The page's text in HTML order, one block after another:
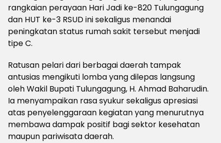
rangkaian perayaan Hari Jadi ke-820 Tulungagung
dan HUT ke-3 RSUD ini sekaligus menandai
peningkatan status rumah sakit tersebut menjadi
tipe C.
Ratusan pelari dari berbagai daerah tampak
antusias mengikuti lomba yang dilepas langsung
oleh Wakil Bupati Tulungagung, H. Ahmad Baharudin.
Ia menyampaikan rasa syukur sekaligus apresiasi
atas penyelenggaraan kegiatan yang menurutnya
membawa dampak positif bagi sektor kesehatan
maupun pariwisata daerah.